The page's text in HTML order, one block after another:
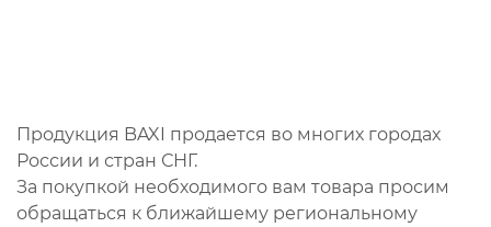
Продукция BAXI продается во многих городах
России и стран СНГ.
За покупкой необходимого вам товара просим
обращаться к ближайшему региональному